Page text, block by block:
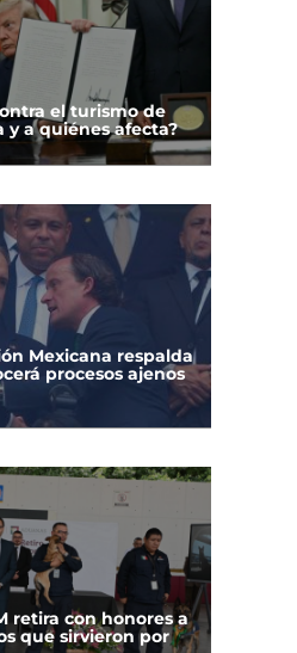
el turismo de
y a quiénes afecta?
Mexicana respalda
procesos ajenos
retira con honores a
que sirvieron por